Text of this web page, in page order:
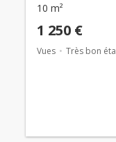
10 m²
1 250 €
Vues Très bon